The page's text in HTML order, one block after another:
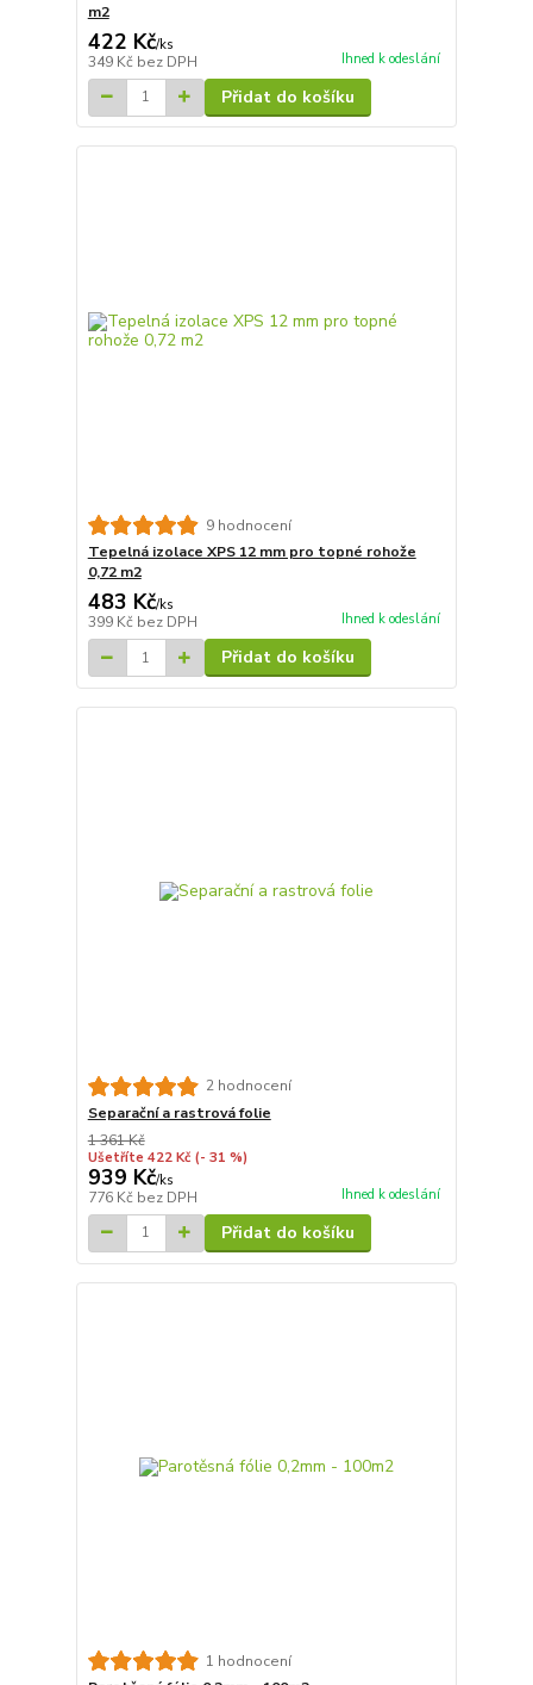
m2
422 Kč/ks
349 Kč bez DPH Ihned k odeslání
Přidat do košíku
9 hodnocení
Tepelná izolace XPS 12 mm pro topné rohože
0,72 m2
483 Kč/ks
399 Kč bez DPH Ihned k odeslání
Přidat do košíku
2 hodnocení
Separační a rastrová folie
1 361 Kč
Ušetříte 422 Kč (- 31 %)
939 Kč/ks
776 Kč bez DPH Ihned k odeslání
Přidat do košíku
1 hodnocení